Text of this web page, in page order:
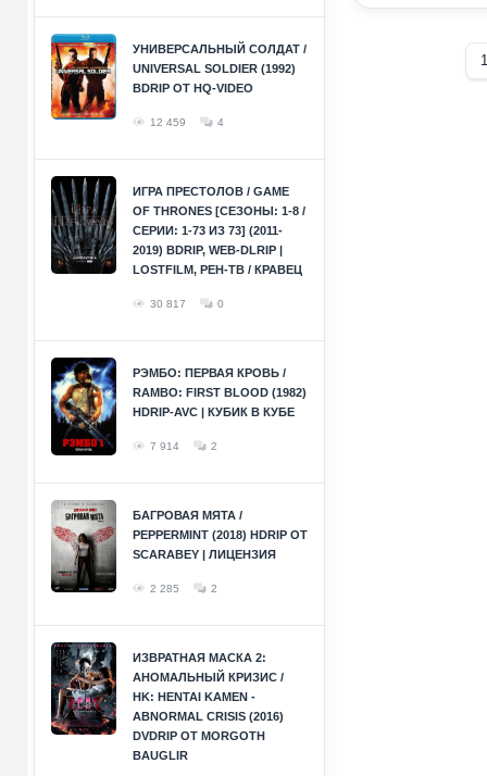
УНИВЕРСАЛЬНЫЙ СОЛДАТ /
UNIVERSAL SOLDIER (1992)
BDRIP ОТ HQ-VIDEO
12 459 4
ИГРА ПРЕСТОЛОВ / GAME
OF THRONES [СЕЗОНЫ: 1-8 /
СЕРИИ: 1-73 ИЗ 73] (2011-
2019) BDRIP, WEB-DLRIP |
LOSTFILM, РЕН-ТВ / КРАВЕЦ
30 817 0
РЭМБО: ПЕРВАЯ КРОВЬ /
RAMBO: FIRST BLOOD (1982)
HDRIP-AVC | КУБИК В КУБЕ
7 914 2
БАГРОВАЯ МЯТА /
PEPPERMINT (2018) HDRIP ОТ
SCARABEY | ЛИЦЕНЗИЯ
2 285 2
ИЗВРАТНАЯ МАСКА 2:
АНОМАЛЬНЫЙ КРИЗИС /
HK: HENTAI KAMEN -
ABNORMAL CRISIS (2016)
DVDRIP ОТ MORGOTH
BAUGLIR
1